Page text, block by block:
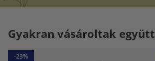
Gyakran vásároltak együtt
-23%